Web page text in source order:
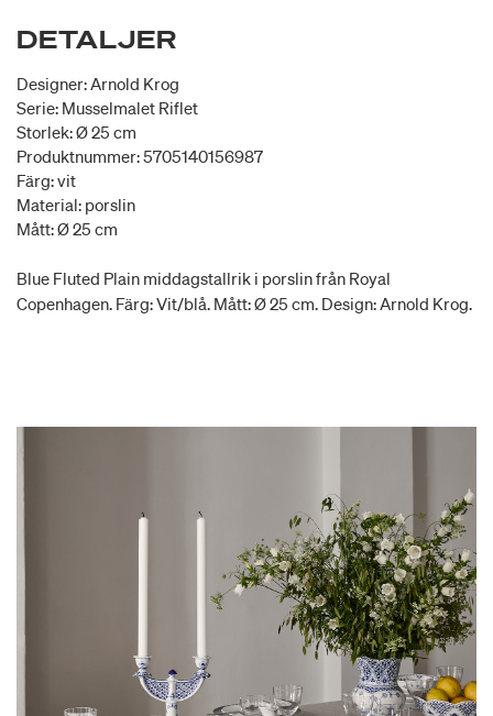
DETALJER
Designer: Arnold Krog
Serie: Musselmalet Riflet
Storlek: Ø 25 cm
Produktnummer: 5705140156987
Färg: vit
Material: porslin
Mått: Ø 25 cm
Blue Fluted Plain middagstallrik i porslin från Royal
Copenhagen. Färg: Vit/blå. Mått: Ø 25 cm. Design: Arnold Krog.